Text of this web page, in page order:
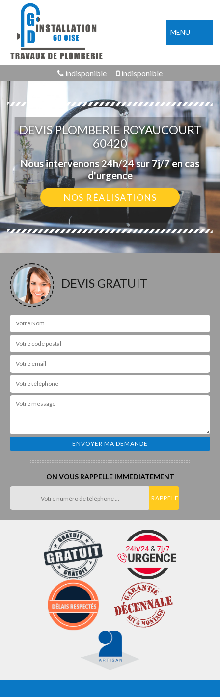
MENU
indisponible indisponible
DEVIS PLOMBERIE ROYAUCOURT
60420
Nous intervenons 24h/24 sur 7j/7 en cas
d'urgence
NOS RÉALISATIONS
DEVIS GRATUIT
ON VOUS RAPPELLE IMMEDIATEMENT